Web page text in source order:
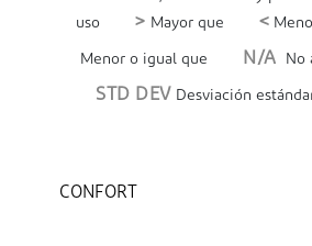
uso
> Mayor que <
Menor o igual que N/A No
STD DEV Desviación
CONFORT